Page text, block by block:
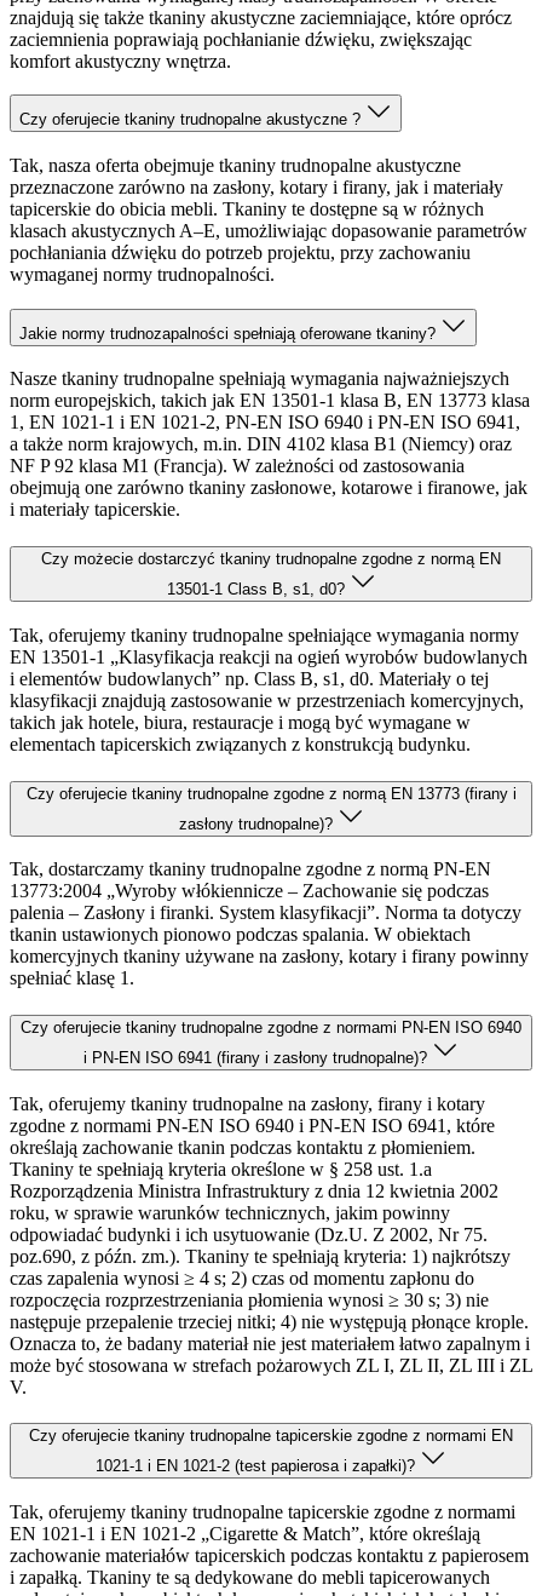
znajdują się także tkaniny akustyczne zaciemniające, które oprócz
zaciemnienia poprawiają pochłanianie dźwięku, zwiększając
komfort akustyczny wnętrza.
Czy oferujecie tkaniny trudnopalne akustyczne ?
Tak, nasza oferta obejmuje tkaniny trudnopalne akustyczne
przeznaczone zarówno na zasłony, kotary i firany, jak i materiały
tapicerskie do obicia mebli. Tkaniny te dostępne są w różnych
klasach akustycznych A–E, umożliwiając dopasowanie parametrów
pochłaniania dźwięku do potrzeb projektu, przy zachowaniu
wymaganej normy trudnopalności.
Jakie normy trudnozapalności spełniają oferowane tkaniny?
Nasze tkaniny trudnopalne spełniają wymagania najważniejszych
norm europejskich, takich jak EN 13501-1 klasa B, EN 13773 klasa
1, EN 1021-1 i EN 1021-2, PN-EN ISO 6940 i PN-EN ISO 6941,
a także norm krajowych, m.in. DIN 4102 klasa B1 (Niemcy) oraz
NF P 92 klasa M1 (Francja). W zależności od zastosowania
obejmują one zarówno tkaniny zasłonowe, kotarowe i firanowe, jak
i materiały tapicerskie.
Czy możecie dostarczyć tkaniny trudnopalne zgodne z normą EN
13501-1 Class B, s1, d0?
Tak, oferujemy tkaniny trudnopalne spełniające wymagania normy
EN 13501-1 „Klasyfikacja reakcji na ogień wyrobów budowlanych
i elementów budowlanych” np. Class B, s1, d0. Materiały o tej
klasyfikacji znajdują zastosowanie w przestrzeniach komercyjnych,
takich jak hotele, biura, restauracje i mogą być wymagane w
elementach tapicerskich związanych z konstrukcją budynku.
Czy oferujecie tkaniny trudnopalne zgodne z normą EN 13773 (firany i
zasłony trudnopalne)?
Tak, dostarczamy tkaniny trudnopalne zgodne z normą PN-EN
13773:2004 „Wyroby włókiennicze – Zachowanie się podczas
palenia – Zasłony i firanki. System klasyfikacji”. Norma ta dotyczy
tkanin ustawionych pionowo podczas spalania. W obiektach
komercyjnych tkaniny używane na zasłony, kotary i firany powinny
spełniać klasę 1.
Czy oferujecie tkaniny trudnopalne zgodne z normami PN-EN ISO 6940
i PN-EN ISO 6941 (firany i zasłony trudnopalne)?
Tak, oferujemy tkaniny trudnopalne na zasłony, firany i kotary
zgodne z normami PN-EN ISO 6940 i PN-EN ISO 6941, które
określają zachowanie tkanin podczas kontaktu z płomieniem.
Tkaniny te spełniają kryteria określone w § 258 ust. 1.a
Rozporządzenia Ministra Infrastruktury z dnia 12 kwietnia 2002
roku, w sprawie warunków technicznych, jakim powinny
odpowiadać budynki i ich usytuowanie (Dz.U. Z 2002, Nr 75.
poz.690, z późn. zm.). Tkaniny te spełniają kryteria: 1) najkrótszy
czas zapalenia wynosi ≥ 4 s; 2) czas od momentu zapłonu do
rozpoczęcia rozprzestrzeniania płomienia wynosi ≥ 30 s; 3) nie
następuje przepalenie trzeciej nitki; 4) nie występują płonące krople.
Oznacza to, że badany materiał nie jest materiałem łatwo zapalnym i
może być stosowana w strefach pożarowych ZL I, ZL II, ZL III i ZL
V.
Czy oferujecie tkaniny trudnopalne tapicerskie zgodne z normami EN
1021-1 i EN 1021-2 (test papierosa i zapałki)?
Tak, oferujemy tkaniny trudnopalne tapicerskie zgodne z normami
EN 1021-1 i EN 1021-2 „Cigarette & Match”, które określają
zachowanie materiałów tapicerskich podczas kontaktu z papierosem
i zapałką. Tkaniny te są dedykowane do mebli tapicerowanych